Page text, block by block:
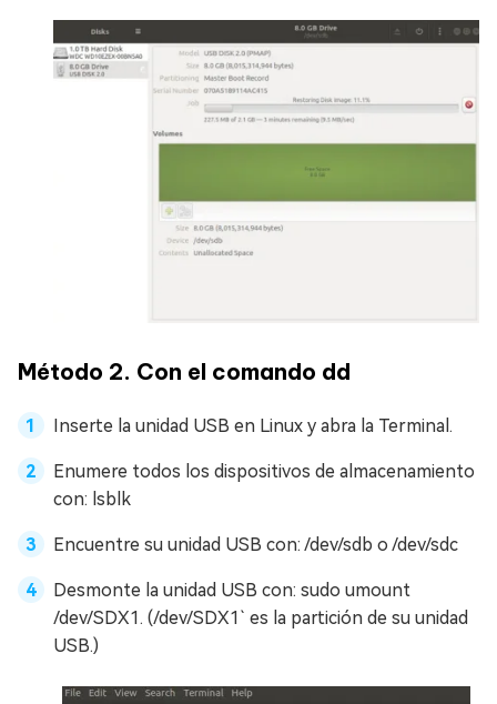
Método 2. Con el comando dd
Inserte la unidad USB en Linux y abra la Terminal.
Enumere todos los dispositivos de almacenamiento
con: lsblk
Encuentre su unidad USB con: /dev/sdb o /dev/sdc
Desmonte la unidad USB con: sudo umount
/dev/SDX1. (/dev/SDX1` es la partición de su unidad
USB.)